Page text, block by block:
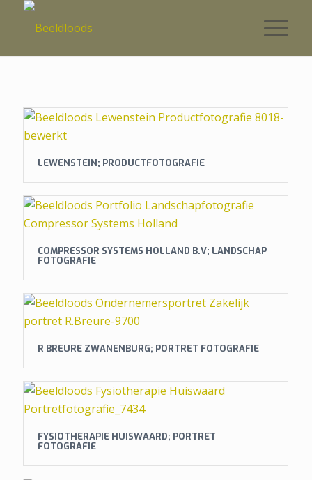
LEWENSTEIN; PRODUCTFOTOGRAFIE
COMPRESSOR SYSTEMS HOLLAND B.V; LANDSCHAP
FOTOGRAFIE
R BREURE ZWANENBURG; PORTRET FOTOGRAFIE
FYSIOTHERAPIE HUISWAARD; PORTRET
FOTOGRAFIE